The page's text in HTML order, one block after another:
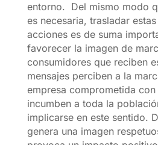
entorno. Del mismo modo
es necesaria, trasladar
acciones es de suma
favorecer la imagen de
consumidores que reciben
mensajes perciben a la
empresa comprometida
incumben a toda la
implicarse en este sentido.
genera una imagen